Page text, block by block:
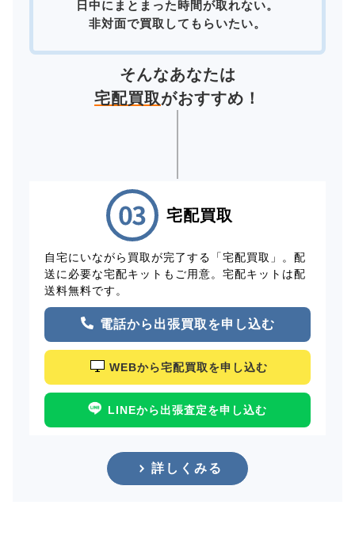
日中にまとまった時間が取れない。
非対面で買取してもらいたい。
そんなあなたは
宅配買取がおすすめ！
宅配買取
自宅にいながら買取が完了する「宅配買取」。配
送に必要な宅配キットもご用意。宅配キットは配
送料無料です。
電話から出張買取を申し込む
WEBから宅配買取を申し込む
LINEから出張査定を申し込む
詳しくみる